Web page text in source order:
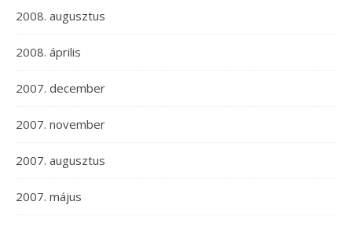
2008. augusztus
2008. április
2007. december
2007. november
2007. augusztus
2007. május